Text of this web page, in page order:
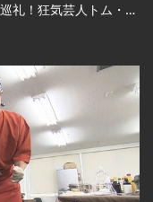
オズブラウン #02 4月14日放送『産地巡礼！狂気芸人トム・ブラウンのルーツ札幌東区探訪(後編)』